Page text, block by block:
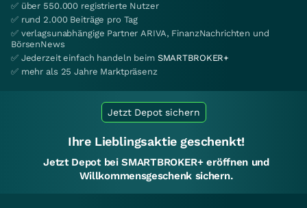
✅ über 550.000 registrierte Nutzer
✅ rund 2.000 Beiträge pro Tag
✅ verlagsunabhängige Partner ARIVA, FinanzNachrichten und
BörsenNews
✅ Jederzeit einfach handeln beim SMARTBROKER+
✅ mehr als 25 Jahre Marktpräsenz
Jetzt Depot sichern
Ihre Lieblingsaktie geschenkt!
Jetzt Depot bei SMARTBROKER+ eröffnen und
Willkommensgeschenk sichern.